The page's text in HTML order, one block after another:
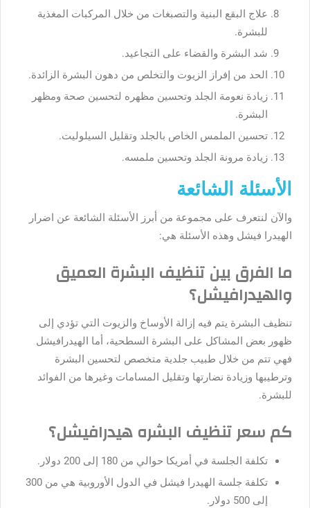
علاج البقع البنية والتصبغات من خلال المركبات المغذية
للبشرة.
شد البشرة والقضاء على التجاعيد.
الحد من إفراز الزيوت والتخلص من دهون البشرة الزائدة.
زيادة نعومة الجلد وتحسين مظهره لتحسين صحة ومظهر
البشرة.
تحسين الملمس الخاص بالجلد وتقليل السيلوليت.
زيادة مرونة الجلد وتحسين ملمسه.
الأسئلة الشائعة
والآن لنتعرف على مجموعة من أبرز الأسئلة الشائعة عن اضرار
الهيدرا فيشل وهذه الأسئلة هي:
ما الفرق بين تنظيف البشرة العميق
والهيدرافيشل؟
تنظيف البشرة يتم فيه إزالة الأوساخ والزيوت التي تؤدي إلى
ظهور بعض المشاكل على البشرة السطحية، أما الهيدرافيشل
فهي تتم من خلال طبيب جلدية متخصص لتحسين البشرة
وترطيبها وزيادة نضارتها وتقليل المسامات وغيرها من الفوائد
للبشرة.
كم سعر تنظيف البشره هيدرافيشل؟
تكلفة الجلسة في أمريكا حوالي من 180 إلى 200 دولار.
تكلفة جلسة الهيدرا فيشل في الدول الأوروبية هي من 300
إلى 500 دولار.